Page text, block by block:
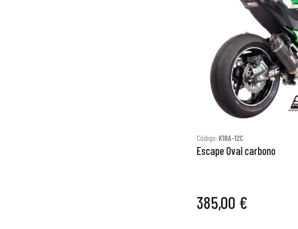
Código: K18A-12C
Escape Oval carbono
385,00 €